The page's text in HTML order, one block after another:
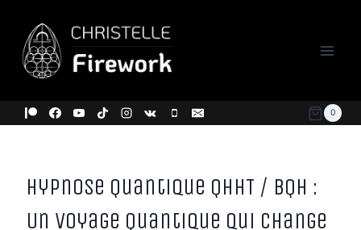
contenu
0
Hypnose Quantique QHHT / BQH :
Un Voyage Quantique qui Change